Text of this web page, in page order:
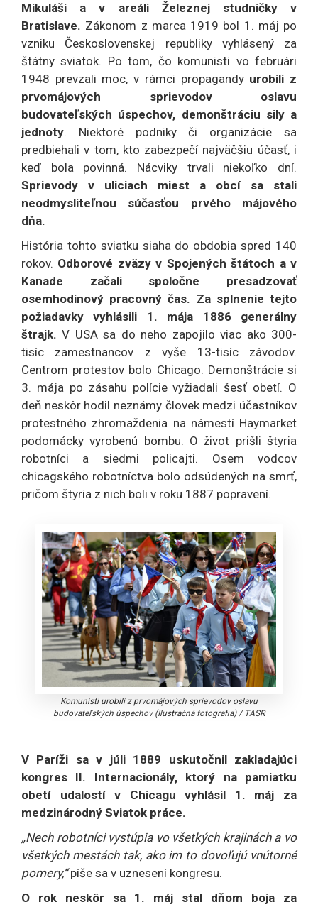
Mikuláši a v areáli Železnej studničky v
Bratislave. Zákonom z marca 1919 bol 1. máj po
vzniku Československej republiky vyhlásený za
štátny sviatok. Po tom, čo komunisti vo februári
1948 prevzali moc, v rámci propagandy urobili z
prvomájových sprievodov oslavu
budovateľských úspechov, demonštráciu sily a
jednoty. Niektoré podniky či organizácie sa
predbiehali v tom, kto zabezpečí najväčšiu účasť, i
keď bola povinná. Nácviky trvali niekoľko dní.
Sprievody v uliciach miest a obcí sa stali
neodmysliteľnou súčasťou prvého májového
dňa.
História tohto sviatku siaha do obdobia spred 140
rokov. Odborové zväzy v Spojených štátoch a v
Kanade začali spoločne presadzovať
osemhodinový pracovný čas. Za splnenie tejto
požiadavky vyhlásili 1. mája 1886 generálny
štrajk.V USA sa do neho zapojilo viac ako 300-
tisíc zamestnancov z vyše 13-tisíc závodov.
Centrom protestov bolo Chicago. Demonštrácie si
3. mája po zásahu polície vyžiadali šesť obetí. O
deň neskôr hodil neznámy človek medzi účastníkov
protestného zhromaždenia na námestí Haymarket
podomácky vyrobenú bombu. O život prišli štyria
robotníci a siedmi policajti. Osem vodcov
chicagského robotníctva bolo odsúdených na smrť,
pričom štyria z nich boli v roku 1887 popravení.
Komunisti urobili z prvomájových sprievodov oslavu
budovateľských úspechov (Ilustračná fotografia)/ TASR
V Paríži sa v júli 1889 uskutočnil zakladajúci
kongres II. Internacionály, ktorý na pamiatku
obetí udalostí v Chicagu vyhlásil 1. máj za
medzinárodný Sviatok práce.
„Nech robotníci vystúpia vo všetkých krajinách a vo
všetkých mestách tak, ako im to dovoľujú vnútorné
pomery,“píše sa v uznesení kongresu.
O rok neskôr sa 1. máj stal dňom boja za